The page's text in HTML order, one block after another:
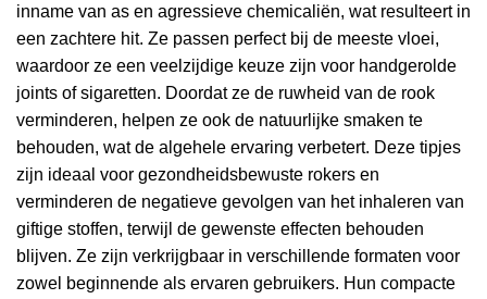
inname van as en agressieve chemicaliën, wat resulteert in
een zachtere hit. Ze passen perfect bij de meeste vloei,
waardoor ze een veelzijdige keuze zijn voor handgerolde
joints of sigaretten. Doordat ze de ruwheid van de rook
verminderen, helpen ze ook de natuurlijke smaken te
behouden, wat de algehele ervaring verbetert. Deze tipjes
zijn ideaal voor gezondheidsbewuste rokers en
verminderen de negatieve gevolgen van het inhaleren van
giftige stoffen, terwijl de gewenste effecten behouden
blijven. Ze zijn verkrijgbaar in verschillende formaten voor
zowel beginnende als ervaren gebruikers. Hun compacte